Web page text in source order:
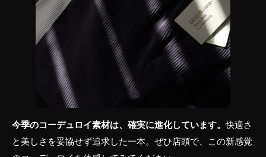
今季のコーデュロイ素材は、確実に進化しています。快適さ
と美しさを妥協せず追求した一本。ぜひ店頭で、この新感覚